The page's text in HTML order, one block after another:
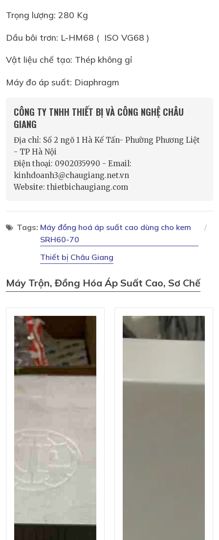
Trọng lượng: 280 Kg
Dầu bôi trơn: L-HM68 ( ISO VG68 )
Vật liệu chế tạo: Thép không gỉ
Máy đo áp suất: Diaphragm
CÔNG TY TNHH THIẾT BỊ VÀ CÔNG NGHỆ CHÂU
GIANG
Địa chỉ: Số 2 ngõ 1 Hà Kế Tấn- Phường Phương Liệt
- TP Hà Nội
Điện thoại: 0902035990 - Email:
kinhdoanh3@chaugiang.net.vn
Website: thietbichaugiang.com
Tags: Máy đồng hoá áp suất cao dùng cho kem
SRH60-70
Thiết bị Châu Giang
Máy Trộn, Đồng Hóa Áp Suất Cao, Sơ Chế